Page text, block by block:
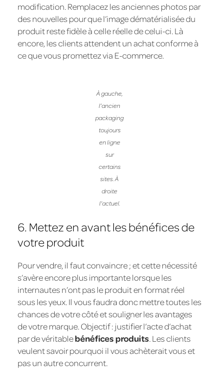
modification. Remplacez les anciennes photos par
des nouvelles pour que l’image dématérialisée du
produit reste fidèle à celle réelle de celui-ci. Là
encore, les clients attendent un achat conforme à
ce que vous promettez via E-commerce.
À gauche,
l’ancien
packaging
toujours
en ligne
sur
certains
sites. À
droite
l’actuel.
6. Mettez en avant les bénéfices de
votre produit
Pour vendre, il faut convaincre ; et cette nécessité
s’avère encore plus importante lorsque les
internautes n’ont pas le produit en format réel
sous les yeux. Il vous faudra donc mettre toutes les
chances de votre côté et souligner les avantages
de votre marque. Objectif : justifier l’acte d’achat
par de véritablebénéfices produits. Les clients
veulent savoir pourquoi il vous achèterait vous et
pas un autre concurrent.